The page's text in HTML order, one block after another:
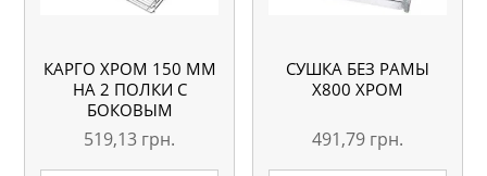
КАРГО ХРОМ 150 ММ
НА 2 ПОЛКИ С
БОКОВЫМ
КРЕПЛЕНИЕМ (БЕЗ
НАПРАВЛЯЮЩИХ)
519,13 грн.
СУШКА БЕЗ РАМЫ
Х800 ХРОМ
491,79 грн.